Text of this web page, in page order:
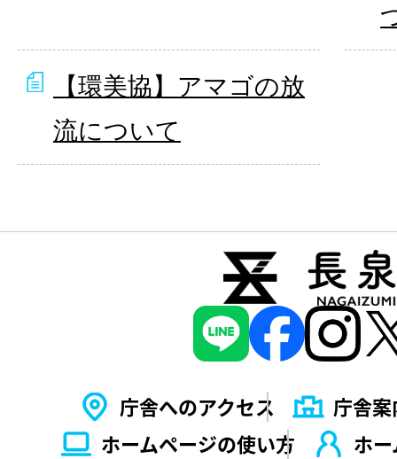
【環美協】アマゴの放
流について
庁舎へのアクセス
庁舎案
ホームページの使い⽅
ホ